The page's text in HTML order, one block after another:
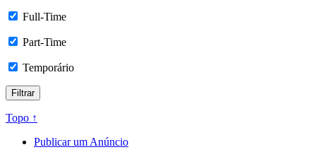
Full-Time
Part-Time
Temporário
Topo ↑
Publicar um Anúncio